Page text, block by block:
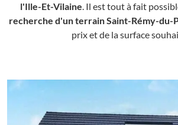
l'Ille-Et-Vilaine. Il est tout à fait
recherche d'un terrain Saint-Rémy-du-
prix et de la surface